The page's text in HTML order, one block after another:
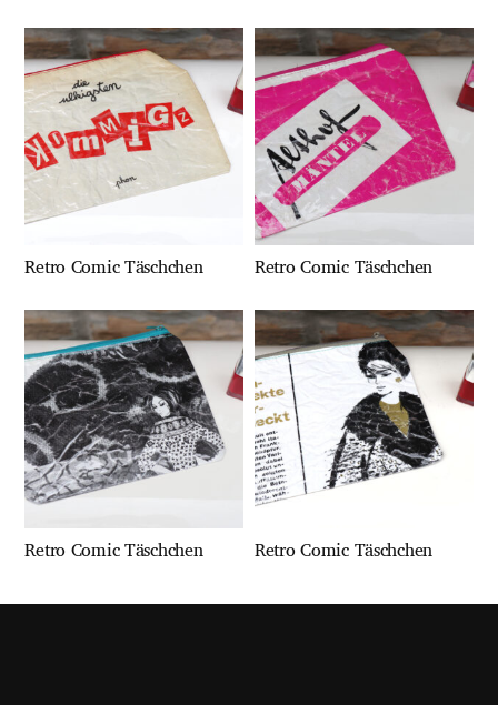
Retro Comic Täschchen Retro Comic Täschchen
Retro Comic Täschchen Retro Comic Täschchen